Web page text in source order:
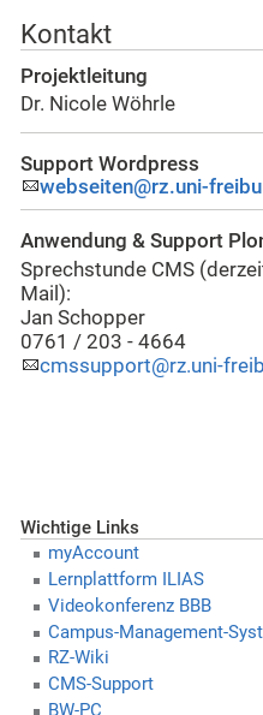
Kontakt
Projektleitung
Dr. Nicole Wöhrle
Support Wordpress
webseiten@rz.uni-
Anwendung & Support
Sprechstunde CMS
Mail):
Jan Schopper
0761 / 203 - 4664
cmssupport@rz.uni-
Wichtige Links
myAccount
Lernplattform ILIAS
Videokonferenz BBB
Campus-Management-
RZ-Wiki
CMS-Support
BW-PC